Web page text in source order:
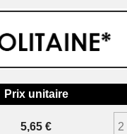
Prix unitaire
Prix
5,65 €